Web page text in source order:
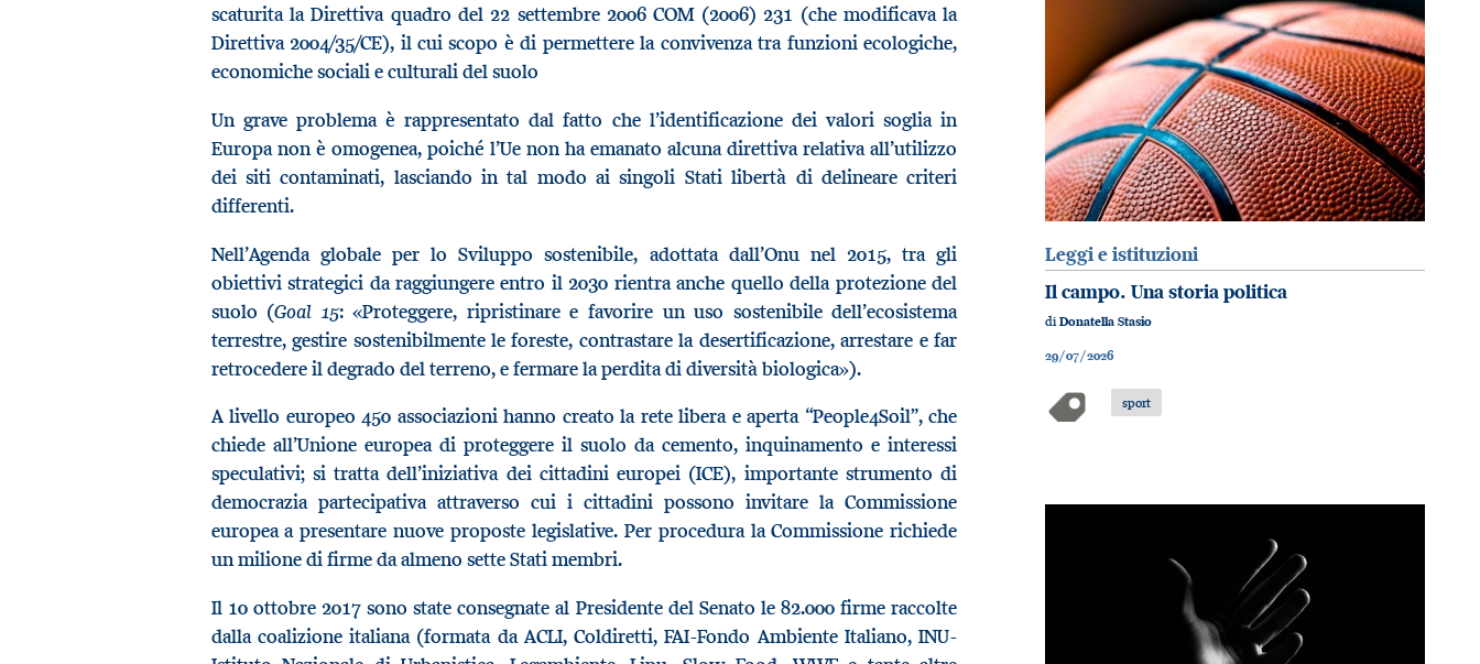
scaturita la Direttiva quadro del 22 settembre 2006 COM (2006) 231 (che modificava la
Direttiva 2004/35/CE), il cui scopo è di permettere la convivenza tra funzioni ecologiche,
economiche sociali e culturali del suolo
Un grave problema è rappresentato dal fatto che l’identificazione dei valori soglia in
Europa non è omogenea, poiché l’Ue non ha emanato alcuna direttiva relativa all’utilizzo
dei siti contaminati, lasciando in tal modo ai singoli Stati libertà di delineare criteri
differenti.
Nell’Agenda globale per lo Sviluppo sostenibile, adottata dall’Onu nel 2015, tra gli
obiettivi strategici da raggiungere entro il 2030 rientra anche quello della protezione del
suolo (Goal 15: «Proteggere, ripristinare e favorire un uso sostenibile dell’ecosistema
terrestre, gestire sostenibilmente le foreste, contrastare la desertificazione, arrestare e far
retrocedere il degrado del terreno, e fermare la perdita di diversità biologica»).
A livello europeo 450 associazioni hanno creato la rete libera e aperta “People4Soil”, che
chiede all’Unione europea di proteggere il suolo da cemento, inquinamento e interessi
speculativi; si tratta dell’iniziativa dei cittadini europei (ICE), importante strumento di
democrazia partecipativa attraverso cui i cittadini possono invitare la Commissione
europea a presentare nuove proposte legislative. Per procedura la Commissione richiede
un milione di firme da almeno sette Stati membri.
Il 10 ottobre 2017 sono state consegnate al Presidente del Senato le 82.000 firme raccolte
dalla coalizione italiana (formata da ACLI, Coldiretti, FAI-Fondo Ambiente Italiano, INU-
Leggi e istituzioni
Il campo. Una storia politica
diDonatella Stasio
29/07/2026
sport